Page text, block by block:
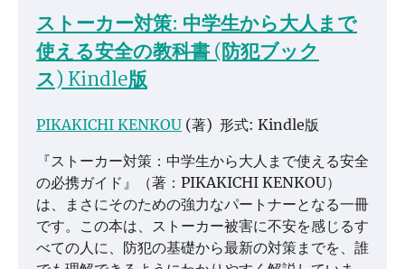
ストーカー対策: 中学生から大人まで
使える安全の教科書 (防犯ブック
ス)Kindle版
PIKAKICHI KENKOU (著) 形式: Kindle版
『ストーカー対策：中学生から大人まで使える安全
の必携ガイド』（著：PIKAKICHI KENKOU）
は、まさにそのための強力なパートナーとなる一冊
です。この本は、ストーカー被害に不安を感じるす
べての人に、防犯の基礎から最新の対策までを、誰